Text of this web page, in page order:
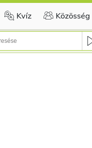
Kvíz Közösség